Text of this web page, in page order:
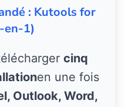
: Kutools for
en-1)
cinq
en une fois
Outlook, Word,